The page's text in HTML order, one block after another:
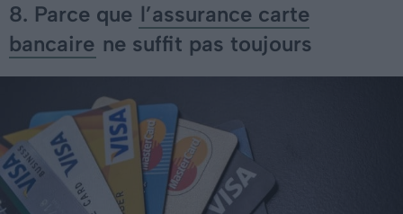
8. Parce que l’assurance carte
bancaire ne suffit pas toujours